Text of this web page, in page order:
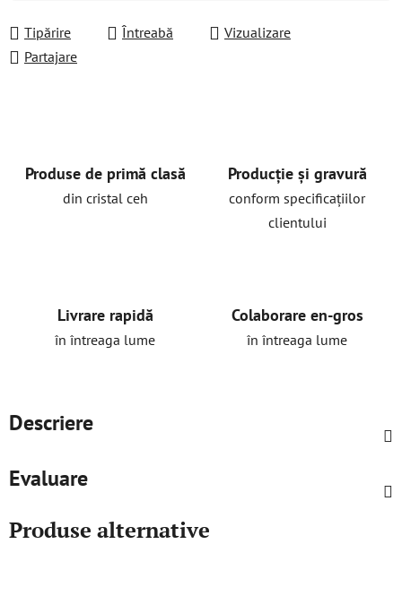
Tipărire
Întreabă
Vizualizare
Partajare
Produse de primă clasă
din cristal ceh
Producție și gravură
conform specificațiilor
clientului
Livrare rapidă
în întreaga lume
Colaborare en-gros
în întreaga lume
Descriere
Evaluare
Produse alternative